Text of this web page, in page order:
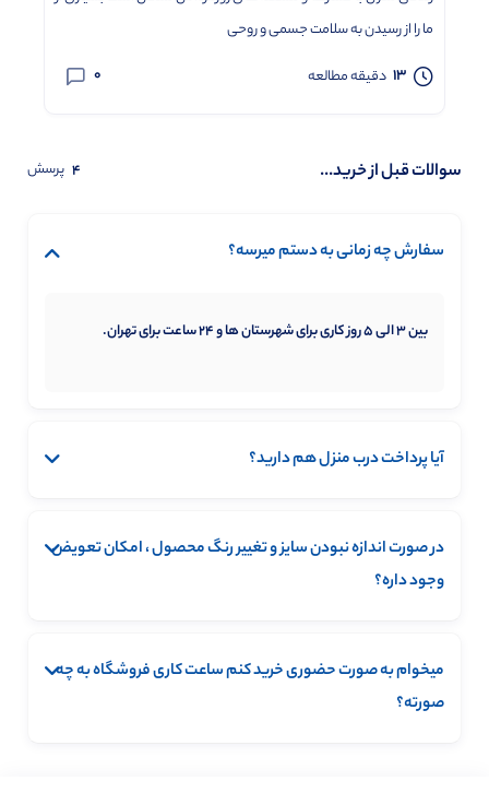
ما را از رسیدن به سلامت جسمی و روحی
13 دقیقه مطالعه 0
سوالات قبل از خرید... 4 پرسش
سفارش چه زمانی به دستم میرسه؟
بین 3 الی 5 روز کاری برای شهرستان ها و 24 ساعت برای تهران.
آیا پرداخت درب منزل هم دارید؟
برای شهرستان ها و پیک موتوری برای تهران میسر می باشد.
در صورت اندازه نبودن سایز و تغییر رنگ محصول ، امکان تعویض
وجود داره؟
تست و یا تعویض آن با محصولی دیگر اقدام کنید. همچنین
میتوانیدجهت تعویض سایز و رنگ محصول خریداری شده هم با
میخوام به صورت حضوری خرید کنم ساعت کاری فروشگاه به چه
صورته؟